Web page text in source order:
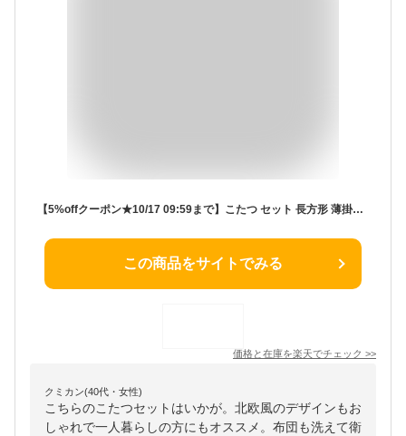
【5%offクーポン★10/17 09:59まで】こたつ セット 長方形 薄掛け コタツ こたつ台セット こたつ布団 テーブル 布団 2点セット ヴィンテージ 「 薄掛先染めこたつ掛台2点セット 」 台：80×60cm 洗える おしゃれ 北欧 コタツ布団 節電 省エネ
この商品をサイトでみる
価格と在庫を楽天でチェック >>
クミカン(40代・女性)
こちらのこたつセットはいかが。北欧風のデザインもお
しゃれで一人暮らしの方にもオススメ。布団も洗えて衛